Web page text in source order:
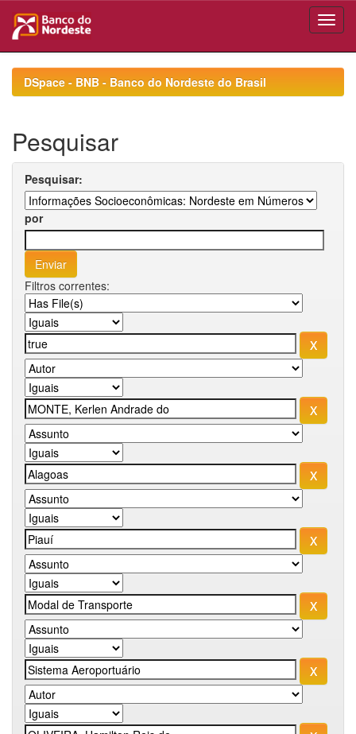
navigationDSpace - BNB - Banco do Nordeste do Brasil
Pesquisar
Pesquisar:
por
Filtros correntes: